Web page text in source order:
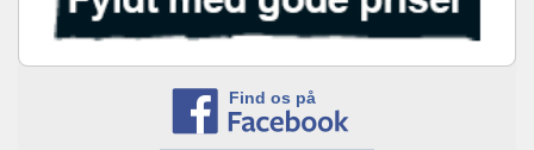
Find os på